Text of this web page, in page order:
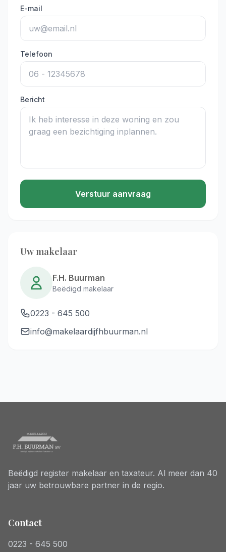
E-mail
Telefoon
Bericht
Verstuur aanvraag
Uw makelaar
F.H. Buurman
Beëdigd makelaar
0223 - 645 500
info@makelaardijfhbuurman.nl
Beëdigd register makelaar en taxateur. Al meer dan 40
jaar uw betrouwbare partner in de regio.
Contact
0223 - 645 500